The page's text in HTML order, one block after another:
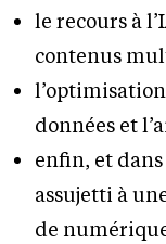
le recours à
contenus
l’optimisation
données et
enfin, et
assujetti à
de